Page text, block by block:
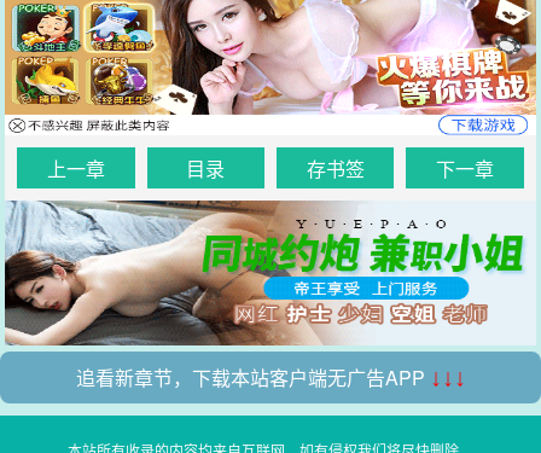
上一章 目录 存书签 下一章
追看新章节，下载本站客户端无广告APP ↓↓↓